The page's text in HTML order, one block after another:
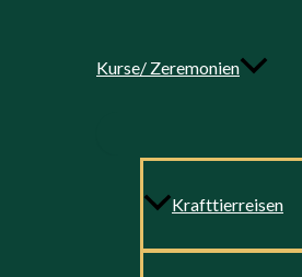
Kurse/ Zeremonien
Krafttierreisen